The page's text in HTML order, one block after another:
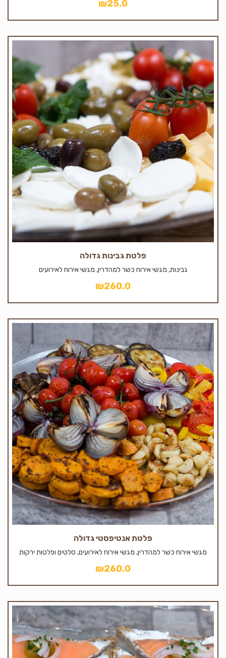
₪25.0
פלטת גבינות גדולה
גבינות, מגשי אירוח כשר למהדרין, מגשי אירוח לאירועים
₪260.0
פלטת אנטיפסטי גדולה
מגשי אירוח כשר למהדרין, מגשי אירוח לאירועים, סלטים ופלטות ירקות
₪260.0